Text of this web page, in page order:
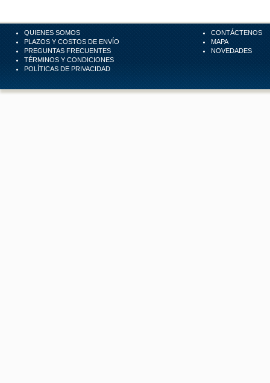
QUIENES SOMOS
PLAZOS Y COSTOS DE ENVÍO
PREGUNTAS FRECUENTES
TÉRMINOS Y CONDICIONES
POLÍTICAS DE PRIVACIDAD
CONTÁCTENOS
MAPA
NOVEDADES